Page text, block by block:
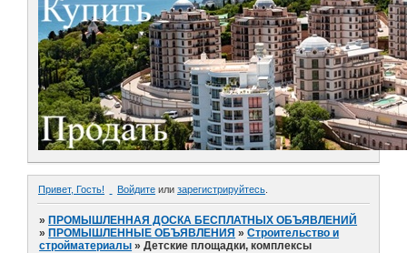
Привет, Гость! Войдите или зарегистрируйтесь
»ПРОМЫШЛЕННАЯ ДОСКА БЕСПЛАТНЫХ ОБЪЯВЛЕНИЙ
»ПРОМЫШЛЕННЫЕ ОБЪЯВЛЕНИЯ »Строительство и
стройматериалы »Детские площадки, комплексы